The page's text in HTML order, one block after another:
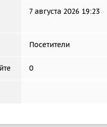
7 августа 2026 19:23
Посетители
0